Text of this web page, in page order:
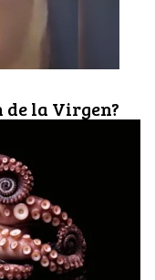
de la Virgen?